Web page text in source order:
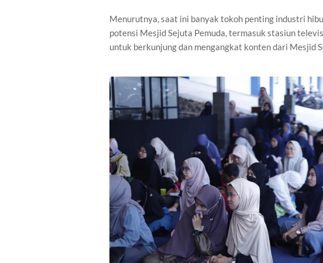
Menurutnya, saat ini banyak tokoh penting industri
potensi Mesjid Sejuta Pemuda, termasuk stasiun
untuk berkunjung dan mengangkat konten dari Mesjid